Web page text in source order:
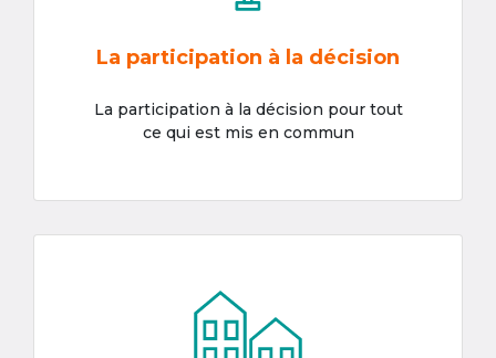
La participation à la décision
La participation à la décision pour tout
ce qui est mis en commun